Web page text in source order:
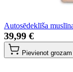
Autosēdeklīša
39,99 €
Pievienot grozam